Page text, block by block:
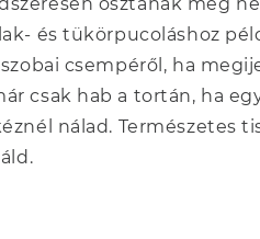
és tükörpucoláshoz
csempéről, ha
csak hab a tortán, ha
nálad. Természetes